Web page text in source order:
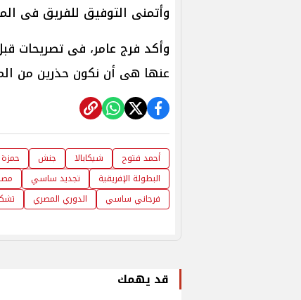
وأتمنى التوفيق للفريق فى
وأكد فرج عامر، فى تصريحات
عنها هى أن نكون حذرين من
أحمد فتوح شيكابالا جنش
البطولة الإفريقية
تجديد ساسي
فرجاني ساسي
الدوري المصري
قد يهمك